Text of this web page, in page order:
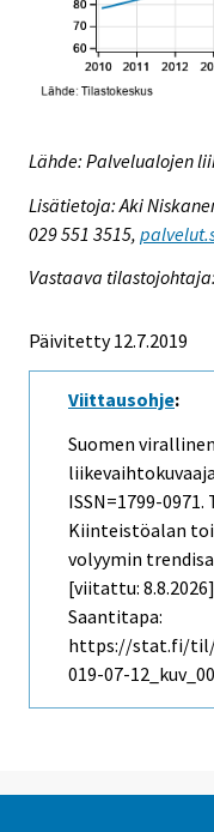
Lähde: Palvelualojen
Lisätietoja: Aki
029 551 3515,
Vastaava
Päivitetty 12.7.2019
Viittausohje:
Suomen
ISSN=1799-0971.
Kiinteistöalan
volyymin
[viitattu:
Saantitapa:
https://stat.fi/til/
019-07-